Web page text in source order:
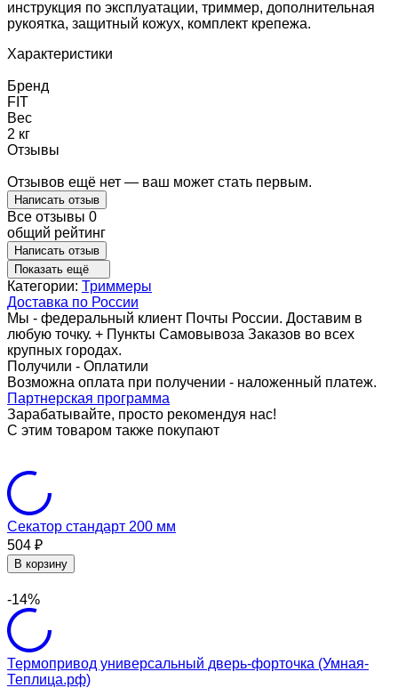
инструкция по эксплуатации, триммер, дополнительная
рукоятка, защитный кожух, комплект крепежа.
Характеристики
Бренд
FIT
Вес
2 кг
Отзывы
Отзывов ещё нет — ваш может стать первым.
Написать отзыв
Все отзывы 0
общий рейтинг
Написать отзыв
Показать ещё
Категории: Триммеры
Доставка по России
Мы - федеральный клиент Почты России. Доставим в
любую точку. + Пункты Самовывоза Заказов во всех
крупных городах.
Получили - Оплатили
Возможна оплата при получении - наложенный платеж.
Партнерская программа
Зарабатывайте, просто рекомендуя нас!
С этим товаром также покупают
Секатор стандарт 200 мм
504 ₽
В корзину
-14%
Термопривод универсальный дверь-форточка (Умная-
Теплица.рф)